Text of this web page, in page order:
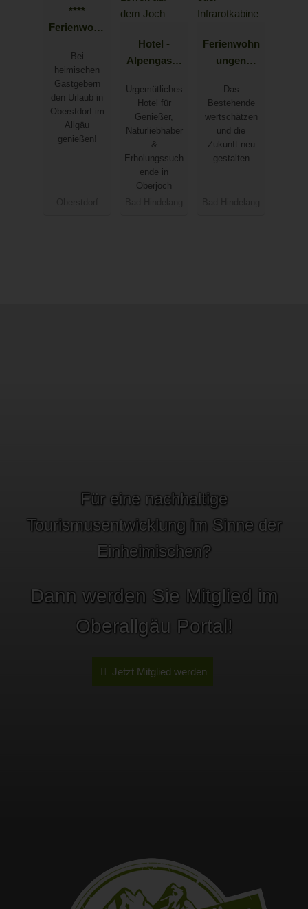
****
Ferienwohn
von
Oberstdorf
Bei
heimischen
Gastgebern
den Urlaub in
Oberstdorf im
Allgäu
genießen!
Hotel -
Alpengasth
auf dem
Joch
Urgemütliches
Hotel für
Genießer,
Naturliebhaber
&
Erholungssuch
ende in
Oberjoch
Ferienwohn
ungen
private
Sauna oder
Infrarotkabi
ne
Das
Bestehende
wertschätzen
und die
Zukunft neu
gestalten
Für eine nachhaltige
Tourismusentwicklung im Sinne der
Einheimischen?
Dann werden Sie Mitglied im
Oberallgäu Portal!
Jetzt Mitglied werden